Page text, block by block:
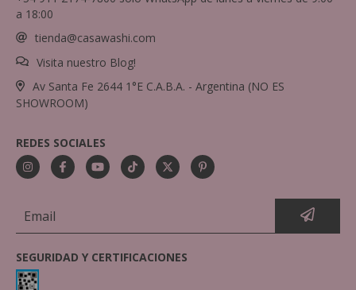
a 18:00
tienda@casawashi.com
Visita nuestro Blog!
Av Santa Fe 2644 1°E C.A.B.A. - Argentina (NO ES
SHOWROOM)
REDES SOCIALES
SEGURIDAD Y CERTIFICACIONES